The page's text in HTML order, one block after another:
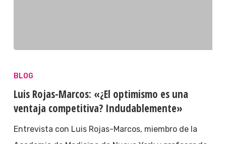
BLOG
Luis Rojas-Marcos: «¿El optimismo es una
ventaja competitiva? Indudablemente»
Entrevista con Luis Rojas-Marcos, miembro de la